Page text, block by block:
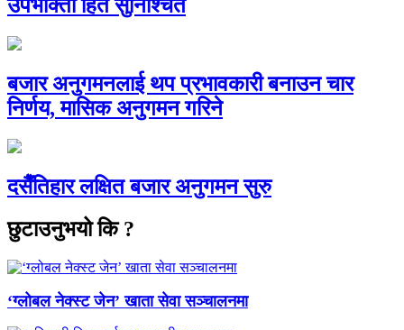
उपभोक्ता हित सुनिश्चित
बजार अनुगमनलाई थप प्रभावकारी बनाउन चार
निर्णय, मासिक अनुगमन गरिने
दसैँतिहार लक्षित बजार अनुगमन सुरु
छुटाउनुभयो कि ?
‘ग्लोबल नेक्स्ट जेन’ खाता सेवा सञ्चालनमा